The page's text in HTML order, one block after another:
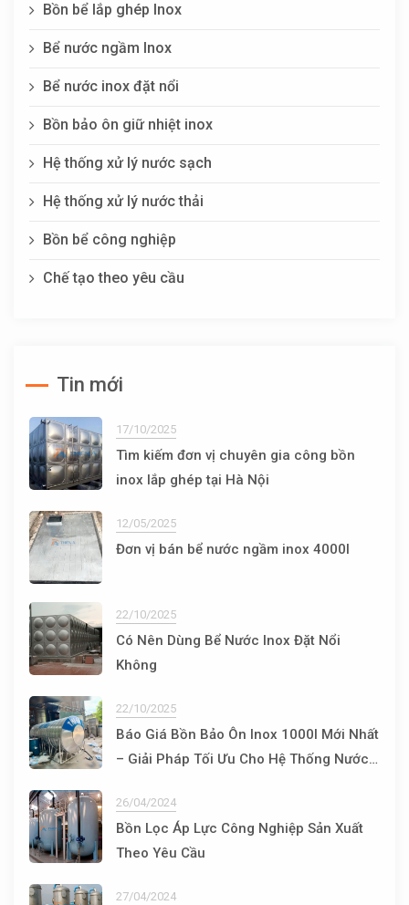
Bồn bể lắp ghép Inox
Bể nước ngầm Inox
Bể nước inox đặt nổi
Bồn bảo ôn giữ nhiệt inox
Hệ thống xử lý nước sạch
Hệ thống xử lý nước thải
Bồn bể công nghiệp
Chế tạo theo yêu cầu
Tin mới
17/10/2025
Tìm kiếm đơn vị chuyên gia công bồn
inox lắp ghép tại Hà Nội
12/05/2025
Đơn vị bán bể nước ngầm inox 4000l
22/10/2025
Có Nên Dùng Bể Nước Inox Đặt Nổi
Không
22/10/2025
Báo Giá Bồn Bảo Ôn Inox 1000l Mới Nhất
– Giải Pháp Tối Ưu Cho Hệ Thống Nước
26/04/2024
Bồn Lọc Áp Lực Công Nghiệp Sản Xuất
Theo Yêu Cầu
27/04/2024